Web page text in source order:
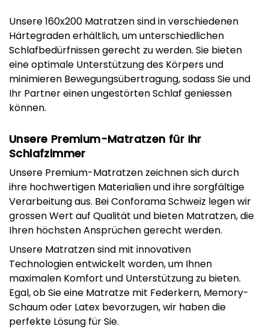
Unsere 160x200 Matratzen sind in verschiedenen
Härtegraden erhältlich, um unterschiedlichen
Schlafbedürfnissen gerecht zu werden. Sie bieten
eine optimale Unterstützung des Körpers und
minimieren Bewegungsübertragung, sodass Sie und
Ihr Partner einen ungestörten Schlaf geniessen
können.
Unsere Premium-Matratzen für Ihr
Schlafzimmer
Unsere Premium-Matratzen zeichnen sich durch
ihre hochwertigen Materialien und ihre sorgfältige
Verarbeitung aus. Bei Conforama Schweiz legen wir
grossen Wert auf Qualität und bieten Matratzen, die
Ihren höchsten Ansprüchen gerecht werden.
Unsere Matratzen sind mit innovativen
Technologien entwickelt worden, um Ihnen
maximalen Komfort und Unterstützung zu bieten.
Egal, ob Sie eine Matratze mit Federkern, Memory-
Schaum oder Latex bevorzugen, wir haben die
perfekte Lösung für Sie.